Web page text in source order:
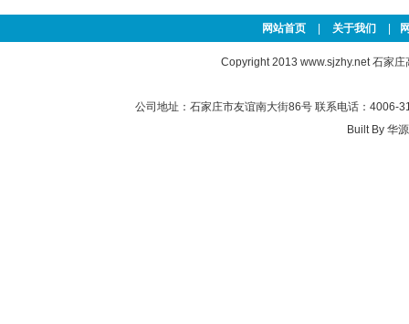
网站首页 关于我们
Copyright 2013 www.sjzhy.net石家庄
公司地址：石家庄市友谊南大街86号 联系电话：4006-
Built By 华